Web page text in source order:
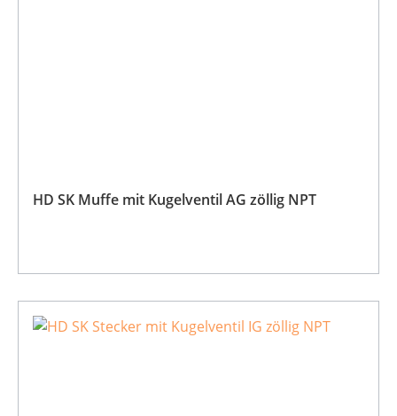
HD SK Muffe mit Kugelventil AG zöllig NPT